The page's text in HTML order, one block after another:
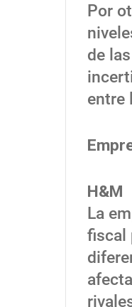
Por
de
entre
H&M
La
fiscal